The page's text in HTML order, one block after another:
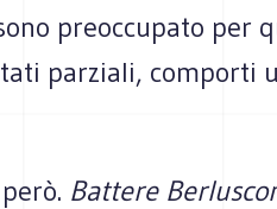
preoccupato per
parziali, comporti
Battere